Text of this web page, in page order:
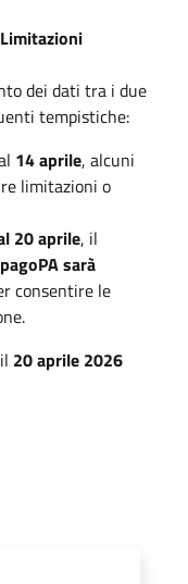
dei dati tra i due
tempistiche:
14 aprile, alcuni
limitazioni o
20 aprile, il
pagoPA sarà
consentire le
.
20 aprile 2026